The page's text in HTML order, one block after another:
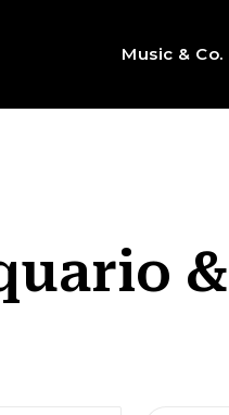
Music & Co.